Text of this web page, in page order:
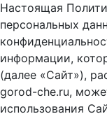
Настоящая
персональных
информации,
(далее «Сайт»),
gorod-che.ru,
использования